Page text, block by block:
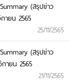
(สรุปข่าว
ายน 2565
25/11/2565
(สรุปข่าว
ายน 2565
21/11/2565